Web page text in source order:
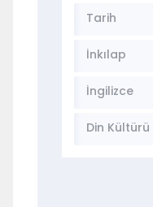
Tarih
İnkılap
İngilizce
Din Kültürü